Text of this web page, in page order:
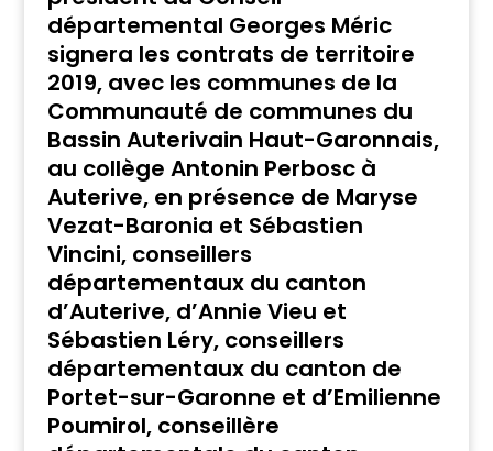
départemental Georges Méric
signera les contrats de territoire
2019, avec les communes de la
Communauté de communes du
Bassin Auterivain Haut-Garonnais,
au collège Antonin Perbosc à
Auterive, en présence de Maryse
Vezat-Baronia et Sébastien
Vincini, conseillers
départementaux du canton
d’Auterive, d’Annie Vieu et
Sébastien Léry, conseillers
départementaux du canton de
Portet-sur-Garonne et d’Emilienne
Poumirol, conseillère